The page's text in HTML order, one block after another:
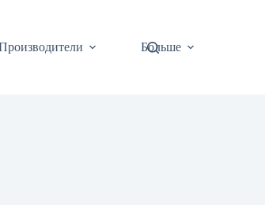
Больше